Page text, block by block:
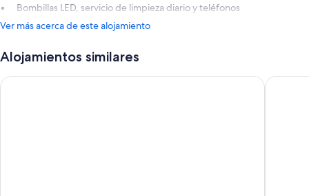
Bombillas LED, servicio de limpieza diario y teléfonos
Ver más acerca de este alojamiento
Alojamientos similares
Sydney House Chelsea Sloane